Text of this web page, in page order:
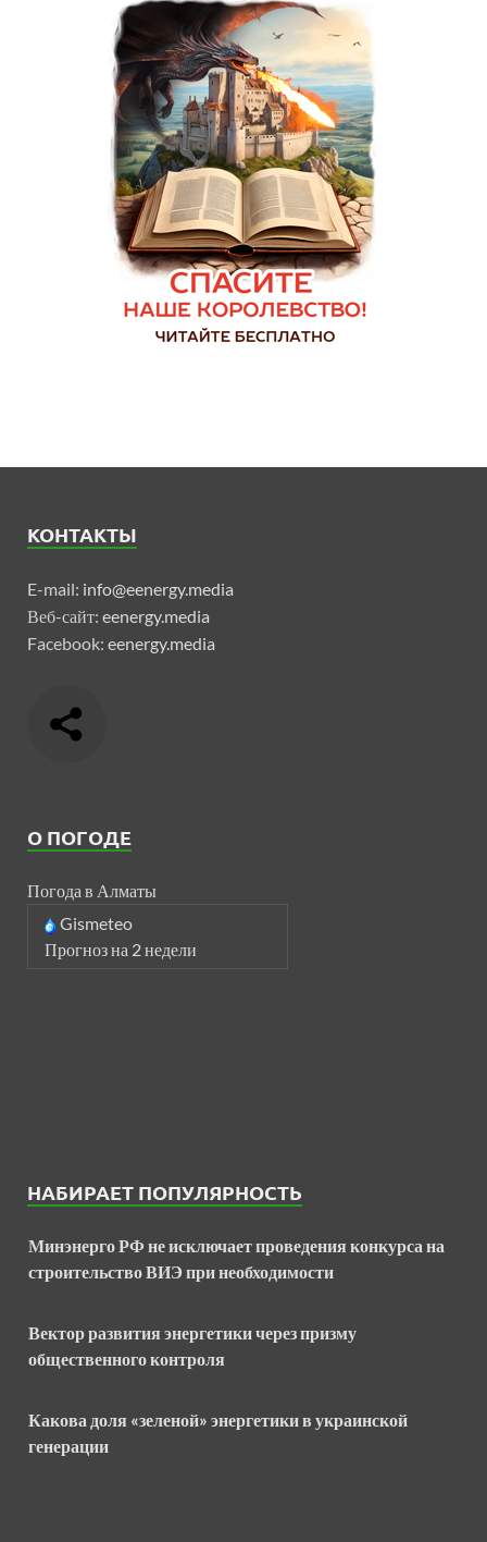
КОНТАКТЫ
E-mail: info@eenergy.media
Веб-сайт: eenergy.media
Facebook: eenergy.media
О ПОГОДЕ
Погода в Алматы
Gismeteo
Прогноз на 2 недели
НАБИРАЕТ ПОПУЛЯРНОСТЬ
Минэнерго РФ не исключает проведения конкурса на
строительство ВИЭ при необходимости
Вектор развития энергетики через призму
общественного контроля
Какова доля «зеленой» энергетики в украинской
генерации